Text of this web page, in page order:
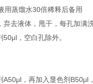
用蒸馏水30倍稀释后备用
弃去液体，甩干，每孔加满
，空白孔除外。
A50μl，再加入显色剂